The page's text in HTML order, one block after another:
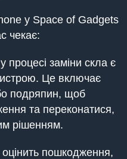
у Space of Gadgets
чекає:
заміни скла є
Це включає
подряпин, щоб
та переконатися,
рішенням.
пошкодження,